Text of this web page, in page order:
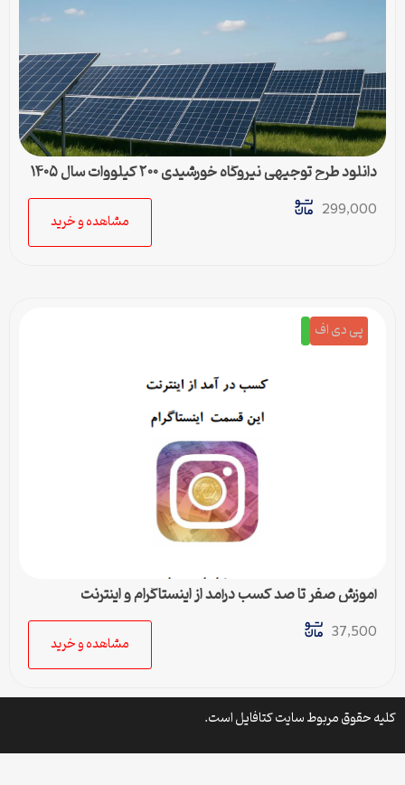
دانلود طرح توجیهی نیروگاه خورشیدی ۲۰۰ کیلووات سال ۱۴۰۵
299,000
مشاهده و خرید
پی دی اف
آموزش صفر تا صد کسب درآمد از اینستاگرام و اینترنت
37,500
مشاهده و خرید
حقوق مربوط سایت کتافایل است.